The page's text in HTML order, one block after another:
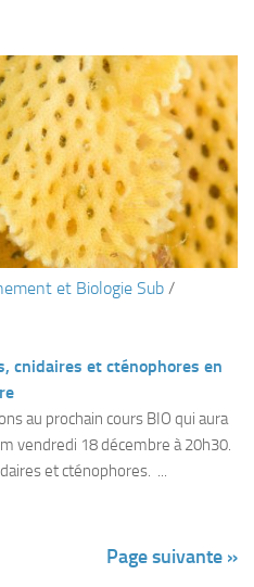
et Biologie Sub /
cnidaires et cténophores en
au prochain cours BIO qui aura
vendredi 18 décembre à 20h30.
et cténophores. ...
Page suivante »